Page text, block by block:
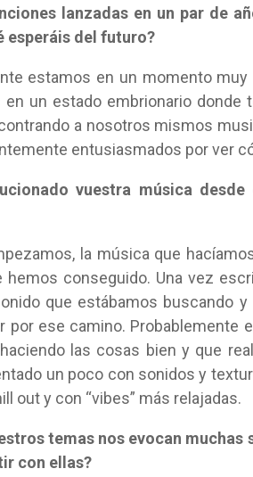
lanzadas en un par de
esperáis del futuro?
estamos en un momento
en un estado embrionario
a nosotros mismos
entusiasmados por ver
vuestra música
la música que
hemos conseguido. Una vez
que estábamos buscando
por ese camino. Probablemente
las cosas bien y que
un poco con sonidos y
out y con “vibes” más relajadas.
temas nos evocan muchas
con ellas?